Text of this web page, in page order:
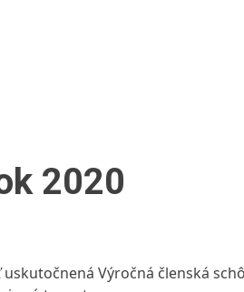
2020
Výročná členská